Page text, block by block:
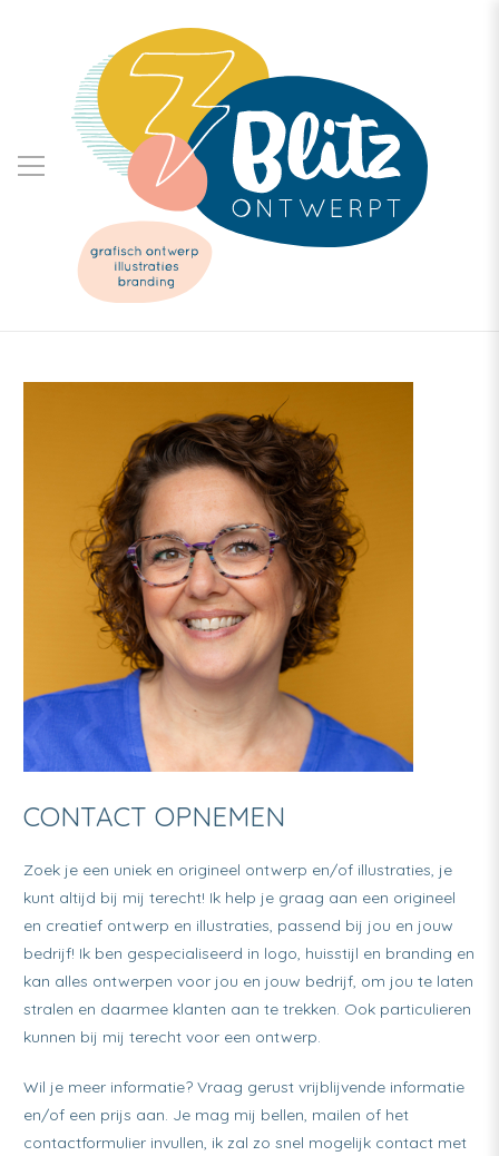
CONTACT OPNEMEN
Zoek je een uniek en origineel ontwerp en/of illustraties, je
kunt altijd bij mij terecht! Ik help je graag aan een origineel
en creatief ontwerp en illustraties, passend bij jou en jouw
bedrijf! Ik ben gespecialiseerd in logo, huisstijl en branding en
kan alles ontwerpen voor jou en jouw bedrijf, om jou te laten
stralen en daarmee klanten aan te trekken. Ook particulieren
kunnen bij mij terecht voor een ontwerp.
Wil je meer informatie? Vraag gerust vrijblijvende informatie
en/of een prijs aan. Je mag mij bellen, mailen of het
contactformulier invullen, ik zal zo snel mogelijk contact met